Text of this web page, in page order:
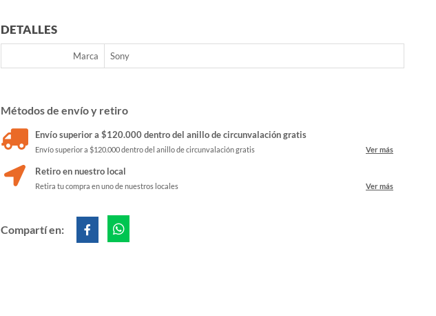
DETALLES
Marca Sony
Métodos de envío y retiro
Envío superior a $120.000 dentro del anillo de circunvalación gratis
Envío superior a $120.000 dentro del anillo de circunvalación gratis Ver más
Retiro en nuestro local
Retira tu compra en uno de nuestros locales Ver más
Compartí en: